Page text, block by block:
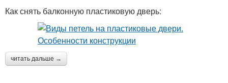
Как снять балконную пластиковую дверь:
читать дальше →